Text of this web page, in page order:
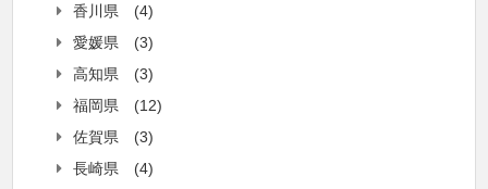
香川県
(4)
愛媛県
(3)
高知県
(3)
福岡県
(12)
佐賀県
(3)
長崎県
(4)